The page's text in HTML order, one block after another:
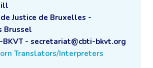
Justice de Bruxelles -
Brussel
BKVT - secretariat@cbti-bkvt.org
Translators/Interpreters